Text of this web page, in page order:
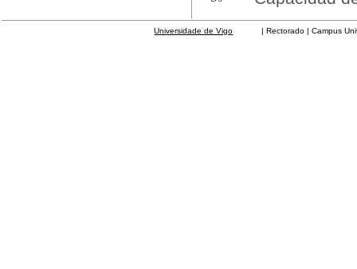
Universidade de Vigo | Rectorado | Campus